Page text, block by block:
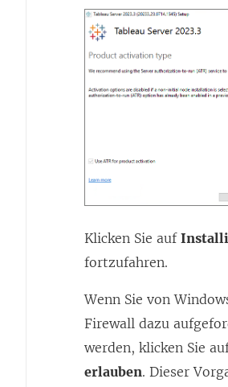
Klicken Sie auf
fortzufahren.
Wenn Sie von
Firewall dazu
werden, klicken Sie
erlauben. Dieser